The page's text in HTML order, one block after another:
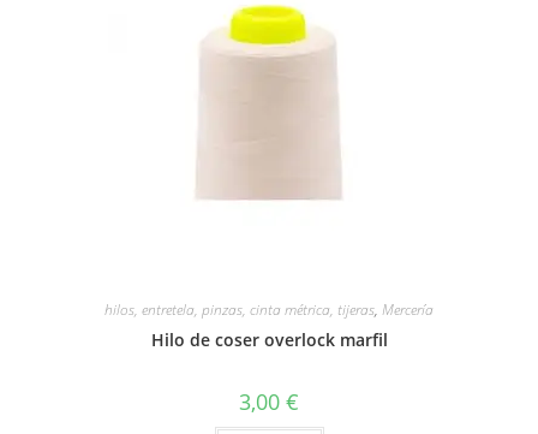
hilos, entretela, pinzas, cinta métrica, tijeras, Mercería
Hilo de coser overlock marfil
3,00 €